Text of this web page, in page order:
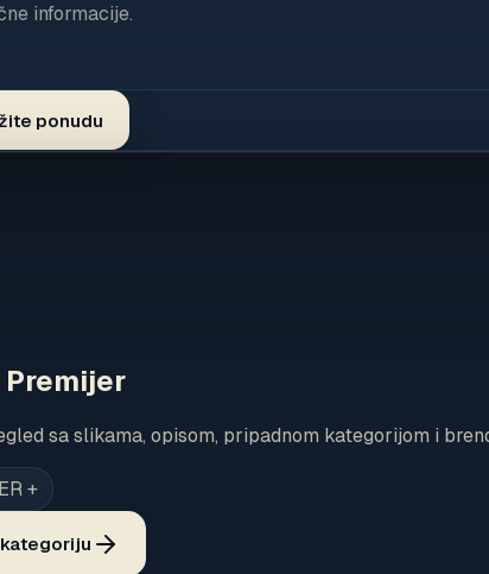
informacije.
ponudu
sa slikama, opisom, pripadnom kategorijom i
+